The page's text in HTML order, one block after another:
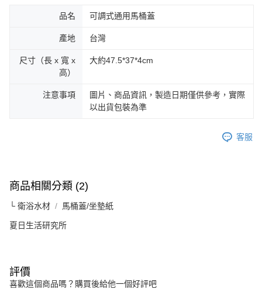
品名 可調式通用馬桶蓋
產地 台灣
尺寸（長 x 寬 x
高）
大約47.5*37*4cm
注意事項
圖片、商品資訊，製造日期僅供參考，實際
以出貨包裝為準
客服
商品相關分類 (2)
└ 衛浴水材 馬桶蓋/坐墊紙
夏日生活研究所
評價
喜歡這個商品嗎？購買後給他一個好評吧